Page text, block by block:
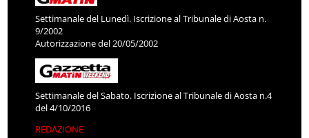
Settimanale del Lunedì. Iscrizione al Tribunale di Aosta n.
9/2002
Autorizzazione del 20/05/2002
Settimanale del Sabato. Iscrizione al Tribunale di Aosta n.4
del 4/10/2016
REDAZIONE